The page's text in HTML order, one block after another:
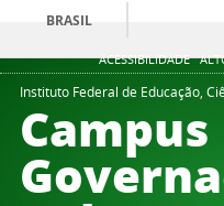
ACESSIBILIDADE
BRASIL
Instituto Federal de Educação,
Campus